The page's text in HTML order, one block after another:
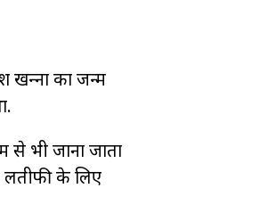
खन्‍ना का जन्म
से भी जाना जाता
लतीफी के लिए